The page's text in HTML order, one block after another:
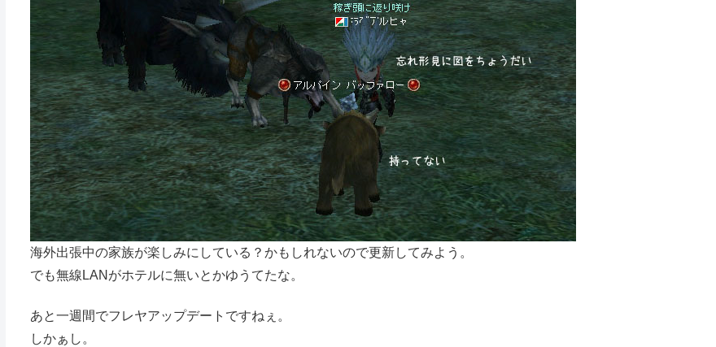
海外出張中の家族が楽しみにしている？かもしれないので更新してみよう。
でも無線LANがホテルに無いとかゆうてたな。
あと一週間でフレヤアップデートですねぇ。
しかぁし。